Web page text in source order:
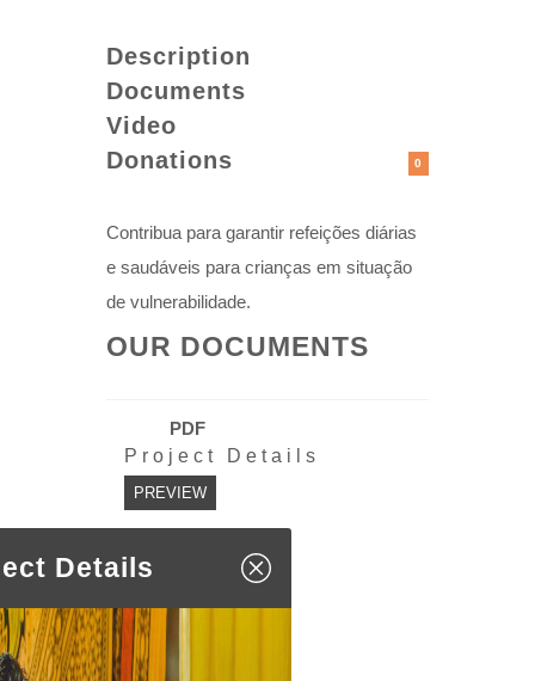
Description
Documents
Video
Donations
0
Contribua para garantir refeições diárias
e saudáveis para crianças em situação
de vulnerabilidade.
OUR DOCUMENTS
PDF
Project Details
PREVIEW
Details